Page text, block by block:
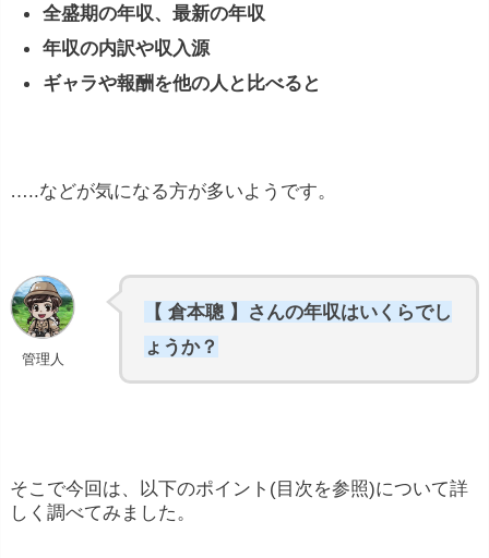
全盛期の年収、最新の年収
年収の内訳や収入源
ギャラや報酬を他の人と比べると
…..などが気になる方が多いようです。
管理人
【 倉本聰 】さんの年収はいくらでし
ょうか？
そこで今回は、以下のポイント(目次を参照)について詳
しく調べてみました。